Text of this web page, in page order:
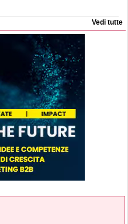
Vedi tutte